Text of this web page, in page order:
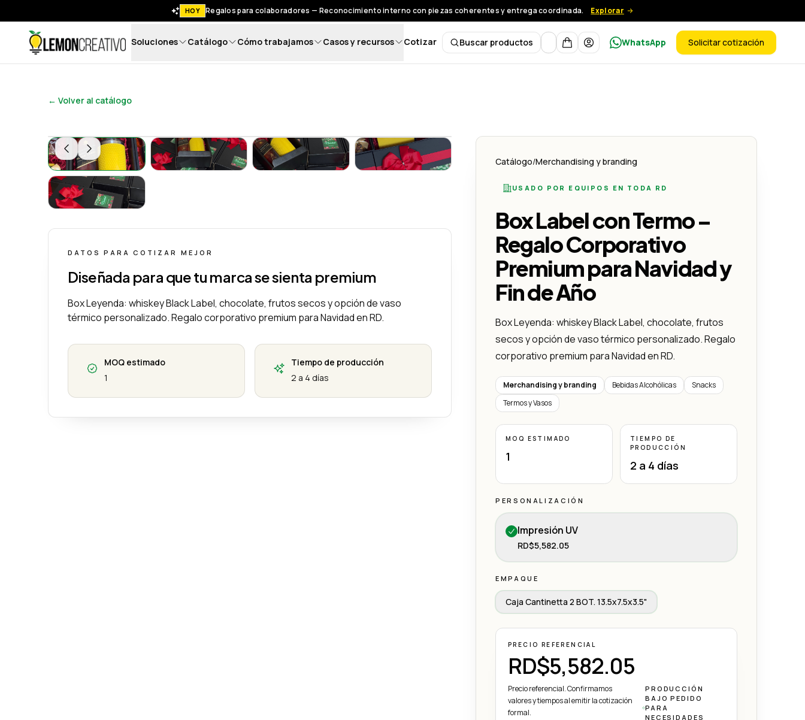
HOY Regalos para colaboradores — Reconocimiento interno con piezas coherentes y entrega coordinada. Explorar
Lemon Creativo
Soluciones Catálogo Cómo trabajamos Casos y recursos Cotizar Buscar productos
Buscar productos
Moneda WhatsApp Solicitar cotización
← Volver al catálogo
box label con termo Box Label con Termo – Regalo Corporativo Premium para Navidad y Fin de Año
Box Label con Termo – Regalo Corporativo Premium para Navidad y Fin de Año
Box Label con Termo – Regalo Corporativo Premium para Navidad y Fin de Año
Box Label con Termo – Regalo Corporativo Premium para Navidad y Fin de Año
DATOS PARA COTIZAR MEJOR
Diseñada para que tu marca se sienta premium
Box Leyenda: whiskey Black Label, chocolate, frutos secos y opción de vaso
térmico personalizado. Regalo corporativo premium para Navidad en RD.
MOQ estimado
1
Tiempo de producción
2 a 4 días
Catálogo/Merchandising y branding
USADO POR EQUIPOS EN TODA RD
Box Label con Termo –
Regalo Corporativo
Premium para Navidad y
Fin de Año
Box Leyenda: whiskey Black Label, chocolate, frutos
secos y opción de vaso térmico personalizado. Regalo
corporativo premium para Navidad en RD.
Merchandising y branding Bebidas Alcohólicas
Snacks
Termos y Vasos
MOQ ESTIMADO
1
TIEMPO DE
PRODUCCIÓN
2 a 4 días
PERSONALIZACIÓN
Impresión UV
RD$5,582.05
EMPAQUE
Caja Cantinetta 2 BOT. 13.5x7.5x3.5"
PRECIO REFERENCIAL
RD$5,582.05
Precio referencial. Confirmamos
valores y tiempos al emitir la cotización
formal.
PRODUCCIÓN
BAJO PEDIDO
PARA
NECESIDADES